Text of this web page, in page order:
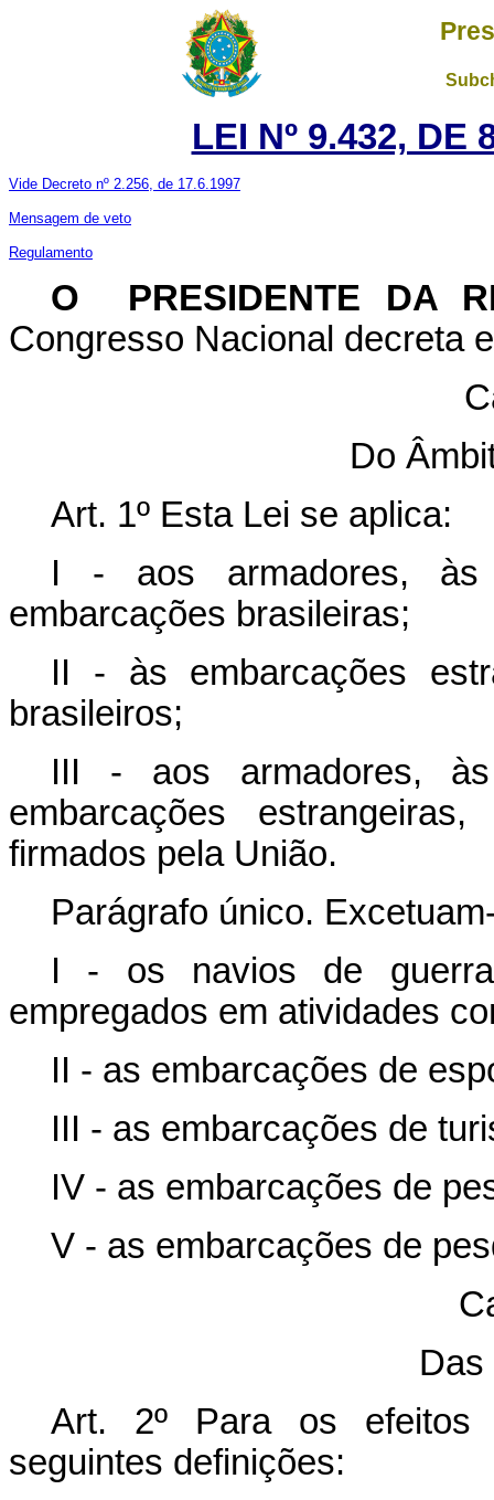
LEI Nº 9.432, DE
Vide Decreto nº 2.256, de 17.6.1997
Mensagem de veto
Regulamento
O PRESIDENTE DA
Congresso Nacional decreta
Do
Art. 1º Esta Lei se aplica:
I - aos armadores, às
embarcações brasileiras;
II - às embarcações
brasileiros;
III - aos armadores,
embarcações
firmados pela União.
Parágrafo único.
I - os navios de
empregados em atividades
II - as embarcações de
III - as embarcações de
IV - as embarcações de
V - as embarcações de
Das
Art. 2º Para os efeitos
seguintes definições: